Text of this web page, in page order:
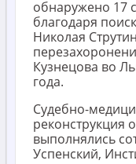
обнаружено 17
благодаря
Николая
Кузнецова во
года.
Судебно-
реконструкция
выполнялись
Успенский,